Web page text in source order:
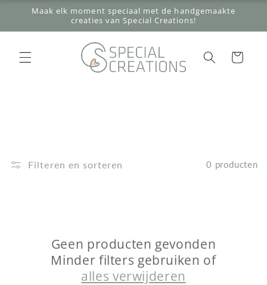
naar de
Maak elk moment speciaal met de handgemaakte
creaties van Special Creations!
Winkelwagen
Filteren en sorteren 0 producten
Geen producten gevonden
Minder filters gebruiken of
alles verwijderen